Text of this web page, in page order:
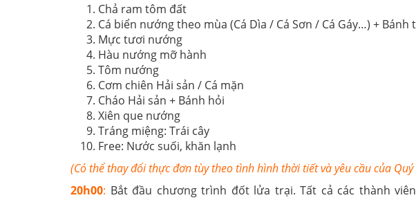
Chả ram tôm đất
Cá biển nướng theo mùa (Cá Dìa / Cá Sơn / Cá Gáy…) + Bánh
Mực tươi nướng
Hàu nướng mỡ hành
Tôm nướng
Cơm chiên Hải sản / Cá mặn
Cháo Hải sản + Bánh hỏi
Xiên que nướng
Tráng miệng: Trái cây
Free: Nước suối, khăn lạnh
(Có thể thay đổi thực đơn tùy theo tình hình thời tiết và yêu cầu của Quý
20h00: Bắt đầu chương trình đốt lửa trại. Tất cả các thành